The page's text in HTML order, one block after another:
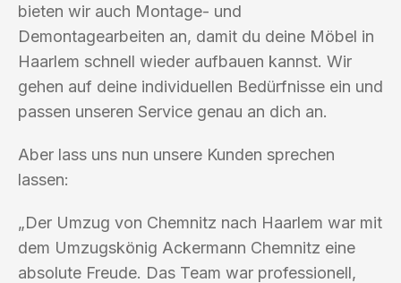
bieten wir auch Montage- und
Demontagearbeiten an, damit du deine Möbel in
Haarlem schnell wieder aufbauen kannst. Wir
gehen auf deine individuellen Bedürfnisse ein und
passen unseren Service genau an dich an.
Aber lass uns nun unsere Kunden sprechen
lassen:
„Der Umzug von Chemnitz nach Haarlem war mit
dem Umzugskönig Ackermann Chemnitz eine
absolute Freude. Das Team war professionell,